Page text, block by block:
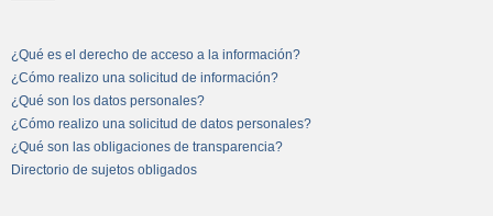
¿Qué es el derecho de acceso a la información?
¿Cómo realizo una solicitud de información?
¿Qué son los datos personales?
¿Cómo realizo una solicitud de datos personales?
¿Qué son las obligaciones de transparencia?
Directorio de sujetos obligados